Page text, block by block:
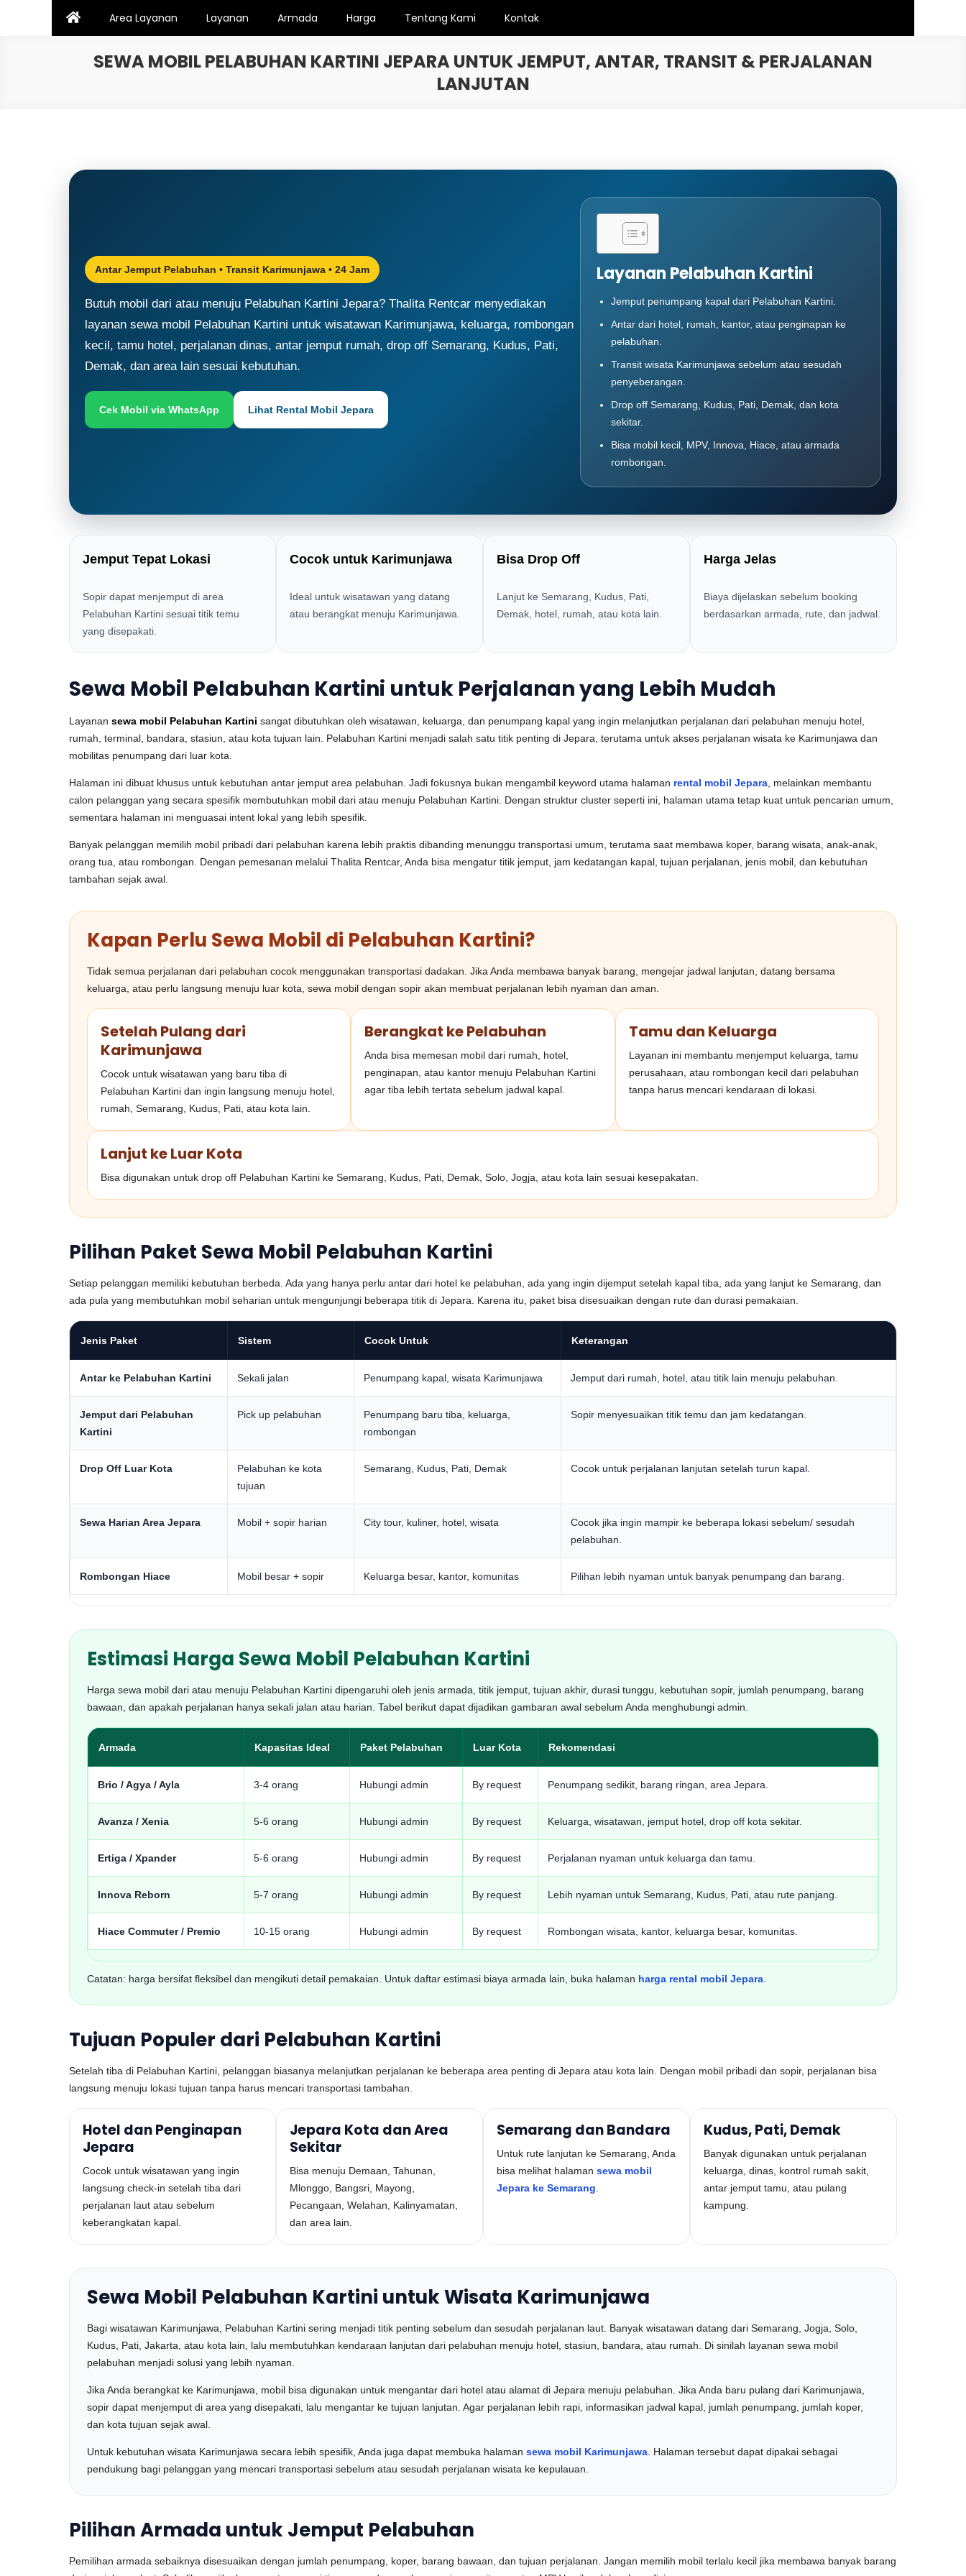
Area Layanan Layanan Armada Harga Tentang Kami Kontak
SEWA MOBIL PELABUHAN KARTINI JEPARA UNTUK JEMPUT, ANTAR, TRANSIT & PERJALANAN
LANJUTAN
Antar Jemput Pelabuhan • Transit Karimunjawa • 24 Jam
Butuh mobil dari atau menuju Pelabuhan Kartini Jepara? Thalita Rentcar menyediakan
layanan sewa mobil Pelabuhan Kartini untuk wisatawan Karimunjawa, keluarga, rombongan
kecil, tamu hotel, perjalanan dinas, antar jemput rumah, drop off Semarang, Kudus, Pati,
Demak, dan area lain sesuai kebutuhan.
Cek Mobil via WhatsApp Lihat Rental Mobil Jepara
Layanan Pelabuhan Kartini
Jemput penumpang kapal dari Pelabuhan Kartini.
Antar dari hotel, rumah, kantor, atau penginapan ke
pelabuhan.
Transit wisata Karimunjawa sebelum atau sesudah
penyeberangan.
Drop off Semarang, Kudus, Pati, Demak, dan kota
sekitar.
Bisa mobil kecil, MPV, Innova, Hiace, atau armada
rombongan.
Jemput Tepat Lokasi
Sopir dapat menjemput di area
Pelabuhan Kartini sesuai titik temu
yang disepakati.
Cocok untuk Karimunjawa
Ideal untuk wisatawan yang datang
atau berangkat menuju Karimunjawa.
Bisa Drop Off
Lanjut ke Semarang, Kudus, Pati,
Demak, hotel, rumah, atau kota lain.
Harga Jelas
Biaya dijelaskan sebelum booking
berdasarkan armada, rute, dan jadwal.
Sewa Mobil Pelabuhan Kartini untuk Perjalanan yang Lebih Mudah
Layanan sewa mobil Pelabuhan Kartini sangat dibutuhkan oleh wisatawan, keluarga, dan penumpang kapal yang ingin melanjutkan perjalanan dari pelabuhan menuju hotel,
rumah, terminal, bandara, stasiun, atau kota tujuan lain. Pelabuhan Kartini menjadi salah satu titik penting di Jepara, terutama untuk akses perjalanan wisata ke Karimunjawa dan
mobilitas penumpang dari luar kota.
Halaman ini dibuat khusus untuk kebutuhan antar jemput area pelabuhan. Jadi fokusnya bukan mengambil keyword utama halaman rental mobil Jepara , melainkan membantu
calon pelanggan yang secara spesifik membutuhkan mobil dari atau menuju Pelabuhan Kartini. Dengan struktur cluster seperti ini, halaman utama tetap kuat untuk pencarian umum,
sementara halaman ini menguasai intent lokal yang lebih spesifik.
Banyak pelanggan memilih mobil pribadi dari pelabuhan karena lebih praktis dibanding menunggu transportasi umum, terutama saat membawa koper, barang wisata, anak-anak,
orang tua, atau rombongan. Dengan pemesanan melalui Thalita Rentcar, Anda bisa mengatur titik jemput, jam kedatangan kapal, tujuan perjalanan, jenis mobil, dan kebutuhan
tambahan sejak awal.
Kapan Perlu Sewa Mobil di Pelabuhan Kartini?
Tidak semua perjalanan dari pelabuhan cocok menggunakan transportasi dadakan. Jika Anda membawa banyak barang, mengejar jadwal lanjutan, datang bersama
keluarga, atau perlu langsung menuju luar kota, sewa mobil dengan sopir akan membuat perjalanan lebih nyaman dan aman.
Setelah Pulang dari
Karimunjawa
Cocok untuk wisatawan yang baru tiba di
Pelabuhan Kartini dan ingin langsung menuju hotel,
rumah, Semarang, Kudus, Pati, atau kota lain.
Berangkat ke Pelabuhan
Anda bisa memesan mobil dari rumah, hotel,
penginapan, atau kantor menuju Pelabuhan Kartini
agar tiba lebih tertata sebelum jadwal kapal.
Tamu dan Keluarga
Layanan ini membantu menjemput keluarga, tamu
perusahaan, atau rombongan kecil dari pelabuhan
tanpa harus mencari kendaraan di lokasi.
Lanjut ke Luar Kota
Bisa digunakan untuk drop off Pelabuhan Kartini ke Semarang, Kudus, Pati, Demak, Solo, Jogja, atau kota lain sesuai kesepakatan.
Pilihan Paket Sewa Mobil Pelabuhan Kartini
Setiap pelanggan memiliki kebutuhan berbeda. Ada yang hanya perlu antar dari hotel ke pelabuhan, ada yang ingin dijemput setelah kapal tiba, ada yang lanjut ke Semarang, dan
ada pula yang membutuhkan mobil seharian untuk mengunjungi beberapa titik di Jepara. Karena itu, paket bisa disesuaikan dengan rute dan durasi pemakaian.
Jenis Paket Sistem Cocok Untuk Keterangan
Antar ke Pelabuhan Kartini Sekali jalan Penumpang kapal, wisata Karimunjawa Jemput dari rumah, hotel, atau titik lain menuju pelabuhan.
Jemput dari Pelabuhan
Kartini
Pick up pelabuhan
Penumpang baru tiba, keluarga,
rombongan
Sopir menyesuaikan titik temu dan jam kedatangan.
Drop Off Luar Kota
Pelabuhan ke kota
tujuan
Semarang, Kudus, Pati, Demak Cocok untuk perjalanan lanjutan setelah turun kapal.
Sewa Harian Area Jepara Mobil + sopir harian City tour, kuliner, hotel, wisata
Cocok jika ingin mampir ke beberapa lokasi sebelum/ sesudah
pelabuhan.
Rombongan Hiace Mobil besar + sopir Keluarga besar, kantor, komunitas Pilihan lebih nyaman untuk banyak penumpang dan barang.
Estimasi Harga Sewa Mobil Pelabuhan Kartini
Harga sewa mobil dari atau menuju Pelabuhan Kartini dipengaruhi oleh jenis armada, titik jemput, tujuan akhir, durasi tunggu, kebutuhan sopir, jumlah penumpang, barang
bawaan, dan apakah perjalanan hanya sekali jalan atau harian. Tabel berikut dapat dijadikan gambaran awal sebelum Anda menghubungi admin.
Armada Kapasitas Ideal Paket Pelabuhan Luar Kota Rekomendasi
Brio / Agya / Ayla 3-4 orang Hubungi admin By request Penumpang sedikit, barang ringan, area Jepara.
Avanza / Xenia 5-6 orang Hubungi admin By request Keluarga, wisatawan, jemput hotel, drop off kota sekitar.
Ertiga / Xpander 5-6 orang Hubungi admin By request Perjalanan nyaman untuk keluarga dan tamu.
Innova Reborn 5-7 orang Hubungi admin By request Lebih nyaman untuk Semarang, Kudus, Pati, atau rute panjang.
Hiace Commuter / Premio 10-15 orang Hubungi admin By request Rombongan wisata, kantor, keluarga besar, komunitas.
Catatan: harga bersifat fleksibel dan mengikuti detail pemakaian. Untuk daftar estimasi biaya armada lain, buka halaman harga rental mobil Jepara
Tujuan Populer dari Pelabuhan Kartini
Setelah tiba di Pelabuhan Kartini, pelanggan biasanya melanjutkan perjalanan ke beberapa area penting di Jepara atau kota lain. Dengan mobil pribadi dan sopir, perjalanan bisa
langsung menuju lokasi tujuan tanpa harus mencari transportasi tambahan.
Hotel dan Penginapan
Jepara
Cocok untuk wisatawan yang ingin
langsung check-in setelah tiba dari
perjalanan laut atau sebelum
keberangkatan kapal.
Jepara Kota dan Area
Sekitar
Bisa menuju Demaan, Tahunan,
Mlonggo, Bangsri, Mayong,
Pecangaan, Welahan, Kalinyamatan,
dan area lain.
Semarang dan Bandara
Untuk rute lanjutan ke Semarang, Anda
bisa melihat halaman sewa mobil
Jepara ke Semarang
Kudus, Pati, Demak
Banyak digunakan untuk perjalanan
keluarga, dinas, kontrol rumah sakit,
antar jemput tamu, atau pulang
kampung.
Sewa Mobil Pelabuhan Kartini untuk Wisata Karimunjawa
Bagi wisatawan Karimunjawa, Pelabuhan Kartini sering menjadi titik penting sebelum dan sesudah perjalanan laut. Banyak wisatawan datang dari Semarang, Jogja, Solo,
Kudus, Pati, Jakarta, atau kota lain, lalu membutuhkan kendaraan lanjutan dari pelabuhan menuju hotel, stasiun, bandara, atau rumah. Di sinilah layanan sewa mobil
pelabuhan menjadi solusi yang lebih nyaman.
Jika Anda berangkat ke Karimunjawa, mobil bisa digunakan untuk mengantar dari hotel atau alamat di Jepara menuju pelabuhan. Jika Anda baru pulang dari Karimunjawa,
sopir dapat menjemput di area yang disepakati, lalu mengantar ke tujuan lanjutan. Agar perjalanan lebih rapi, informasikan jadwal kapal, jumlah penumpang, jumlah koper,
dan kota tujuan sejak awal.
Untuk kebutuhan wisata Karimunjawa secara lebih spesifik, Anda juga dapat membuka halaman sewa mobil Karimunjawa . Halaman tersebut dapat dipakai sebagai
pendukung bagi pelanggan yang mencari transportasi sebelum atau sesudah perjalanan wisata ke kepulauan.
Pilihan Armada untuk Jemput Pelabuhan
Pemilihan armada sebaiknya disesuaikan dengan jumlah penumpang, koper, barang bawaan, dan tujuan perjalanan. Jangan memilih mobil terlalu kecil jika membawa banyak barang